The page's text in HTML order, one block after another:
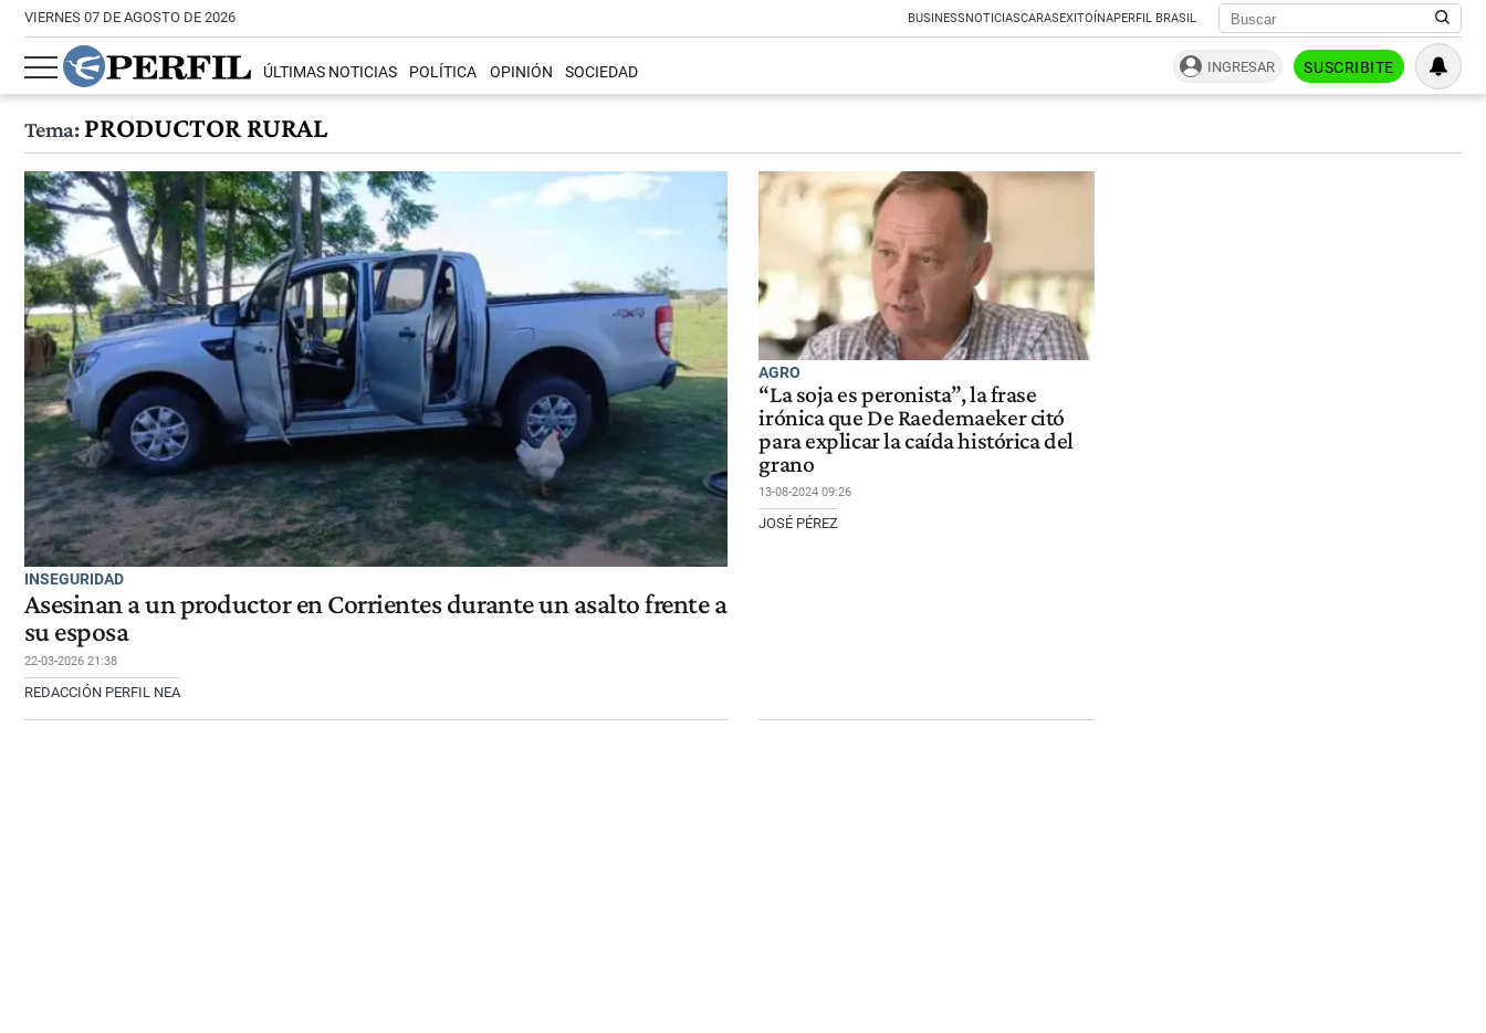
VIERNES 07 DE AGOSTO DE 2026 BUSINESSNOTICIASCARASEXITOÍNAPERFIL BRASIL
ÚLTIMAS NOTICIAS POLÍTICA OPINIÓN SOCIEDAD INGRESAR SUSCRIBITE
Tema:PRODUCTOR RURAL
INSEGURIDAD
Asesinan a un productor en Corrientes durante un asalto frente a
su esposa
22-03-2026 21:38
REDACCIÓN PERFIL NEA
AGRO
“La soja es peronista”, la frase
irónica que De Raedemaeker citó
para explicar la caída histórica del
grano
13-08-2024 09:26
JOSÉ PÉREZ